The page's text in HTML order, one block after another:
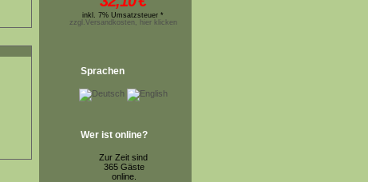
inkl. 7% Umsatzsteuer *
zzgl.Versandkosten, hier klicken
Sprachen
Wer ist online?
Zur Zeit sind
365 Gäste
online.